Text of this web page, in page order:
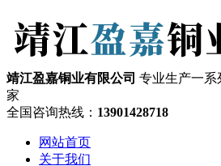
靖江盈嘉铜业有限公司 专业生产一系
家
全国咨询热线： 13901428718
网站首页
关于我们